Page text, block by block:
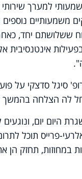
למערך
משמעותיים
ששלושתם יחד,
אינטנסיבית
סיגל סדצקי על
לה הצלחה
היום יום,
פרייס תוכל
במחוזות, תחזק